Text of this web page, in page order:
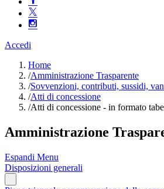
Accedi
Home
/Amministrazione Trasparente
/Sovvenzioni, contributi, sussidi,
/Atti di concessione
/Atti di concessione - in formato
Amministrazione
Espandi Menu
Disposizioni generali